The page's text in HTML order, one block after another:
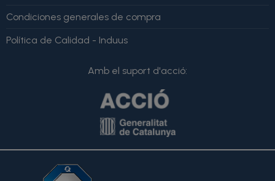
Condiciones generales de compra
Política de Calidad - Induus
Amb el suport d'acció: